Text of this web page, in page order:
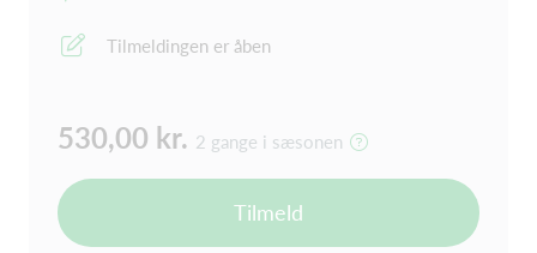
Tilmeldingen er åben
530,00 kr. 2 gange i sæsonen
Tilmeld